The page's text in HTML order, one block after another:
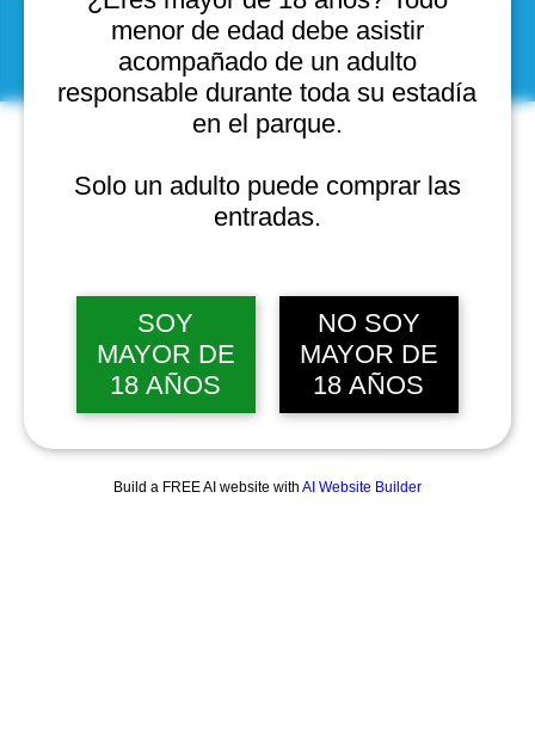
menor de edad debe asistir
acompañado de un adulto
responsable durante toda su estadía
en el parque.
Solo un adulto puede comprar las
entradas.
SOY
MAYOR DE
18 AÑOS
NO SOY
MAYOR DE
18 AÑOS
Build a FREE AI website with AI Website Builder
© 2025 by Scantastic.